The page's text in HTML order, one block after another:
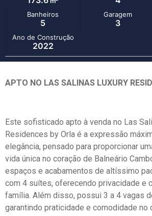
Banheiros
5
Garagem
3
Ano de Construção
2022
APTO NO LAS SALINAS LUXURY
Este sofisticado apto à venda no Las
Residences by Orla é a expressão
elegância, pensado para proporcionar
vida única no coração de Balneário
espaços e acabamentos de altíssimo
com 4 suítes, oferecendo privacidade e
família. Além disso, possui 3 a 4 vagas
garantindo praticidade e comodidade no